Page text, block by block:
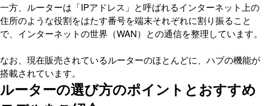
一方、ルーターは「IPアドレス」と呼ばれるインターネット上の
住所のような役割をはたす番号を端末それぞれに割り振ること
で、インターネットの世界（WAN）との通信を整理しています。
なお、現在販売されているルーターのほとんどに、ハブの機能が
搭載されています。
ルーターの選び方のポイントとおすすめ